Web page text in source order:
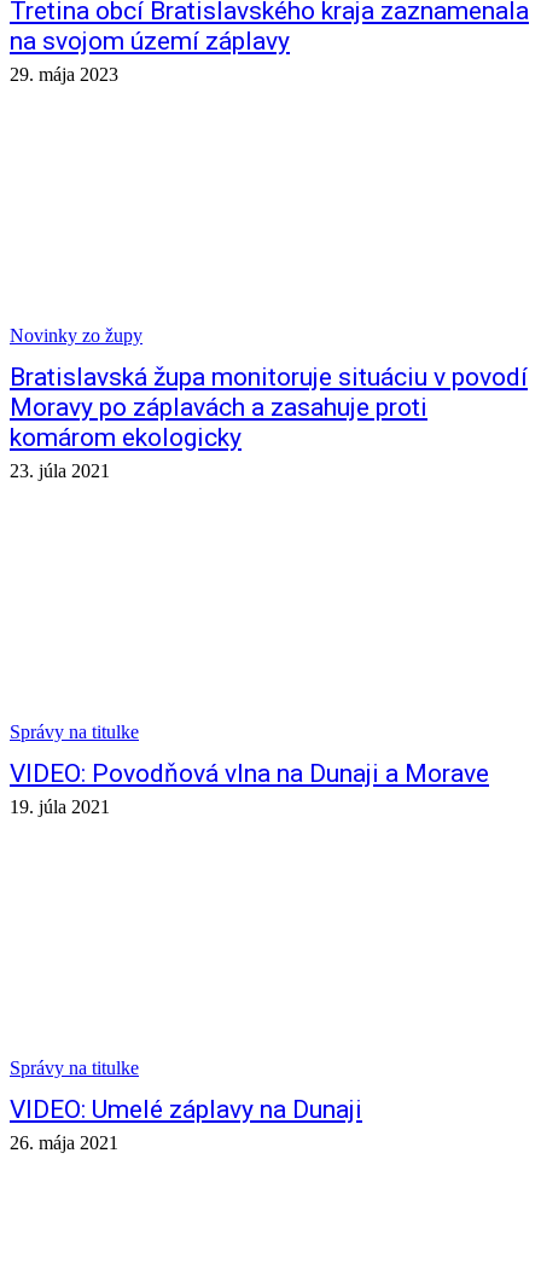
Tretina obcí Bratislavského kraja zaznamenala
na svojom území záplavy
29. mája 2023
Novinky zo župy
Bratislavská župa monitoruje situáciu v povodí
Moravy po záplavách a zasahuje proti
komárom ekologicky
23. júla 2021
Správy na titulke
VIDEO: Povodňová vlna na Dunaji a Morave
19. júla 2021
Správy na titulke
VIDEO: Umelé záplavy na Dunaji
26. mája 2021